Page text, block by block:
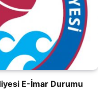
E-İmar Durumu